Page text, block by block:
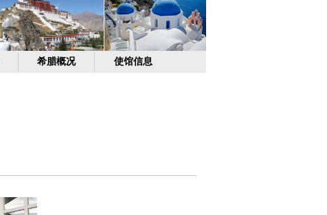
希腊概况 使馆信息